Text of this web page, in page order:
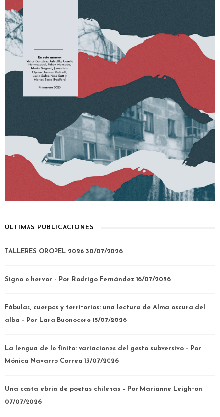
ÚLTIMAS PUBLICACIONES
TALLERES OROPEL 2026 30/07/2026
Signo o hervor – Por Rodrigo Fernández 16/07/2026
Fábulas, cuerpos y territorios: una lectura de Alma oscura del
alba – Por Lara Buonocore 15/07/2026
La lengua de lo finito: variaciones del gesto subversivo – Por
Mónica Navarro Correa 13/07/2026
Una casta ebria de poetas chilenas – Por Marianne Leighton
07/07/2026